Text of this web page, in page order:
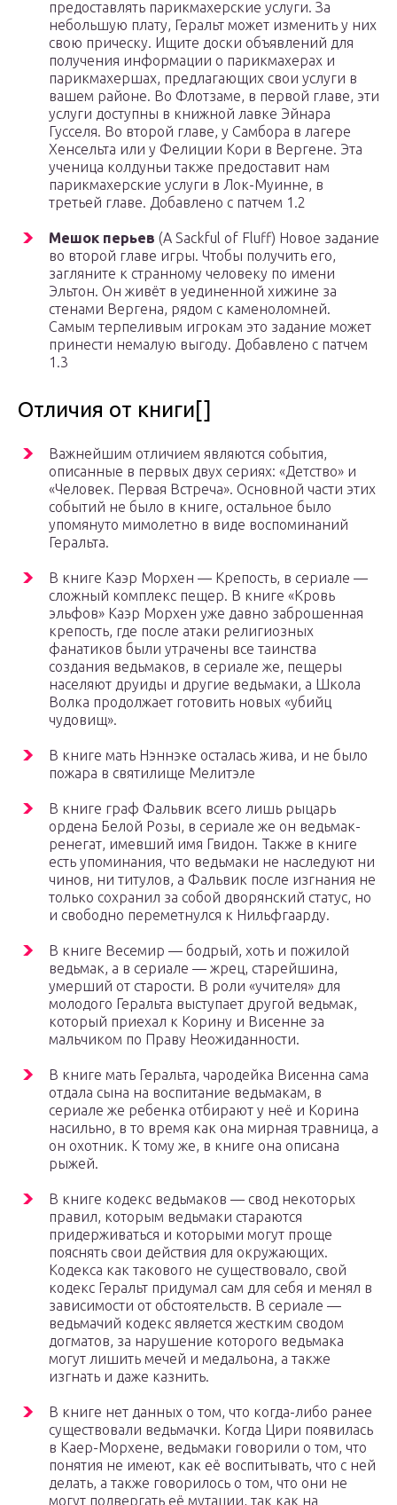
предоставлять парикмахерские услуги. За
небольшую плату, Геральт может изменить у них
свою прическу. Ищите доски объявлений для
получения информации о парикмахерах и
парикмахершах, предлагающих свои услуги в
вашем районе. Во Флотзаме, в первой главе, эти
услуги доступны в книжной лавке Эйнара
Гусселя. Во второй главе, у Самбора в лагере
Хенсельта или у Фелиции Кори в Вергене. Эта
ученица колдуньи также предоставит нам
парикмахерские услуги в Лок-Муинне, в
третьей главе. Добавлено с патчем 1.2
Мешок перьев (A Sackful of Fluff) Новое задание
во второй главе игры. Чтобы получить его,
загляните к странному человеку по имени
Эльтон. Он живёт в уединенной хижине за
стенами Вергена, рядом с каменоломней.
Самым терпеливым игрокам это задание может
принести немалую выгоду. Добавлено с патчем
1.3
Отличия от книги[]
Важнейшим отличием являются события,
описанные в первых двух сериях: «Детство» и
«Человек. Первая Встреча». Основной части этих
событий не было в книге, остальное было
упомянуто мимолетно в виде воспоминаний
Геральта.
В книге Каэр Морхен — Крепость, в сериале —
сложный комплекс пещер. В книге «Кровь
эльфов» Каэр Морхен уже давно заброшенная
крепость, где после атаки религиозных
фанатиков были утрачены все таинства
создания ведьмаков, в сериале же, пещеры
населяют друиды и другие ведьмаки, а Школа
Волка продолжает готовить новых «убийц
чудовищ».
В книге мать Нэннэке осталась жива, и не было
пожара в святилище Мелитэле
В книге граф Фальвик всего лишь рыцарь
ордена Белой Розы, в сериале же он ведьмак-
ренегат, имевший имя Гвидон. Также в книге
есть упоминания, что ведьмаки не наследуют ни
чинов, ни титулов, а Фальвик после изгнания не
только сохранил за собой дворянский статус, но
и свободно переметнулся к Нильфгаарду.
В книге Весемир — бодрый, хоть и пожилой
ведьмак, а в сериале — жрец, старейшина,
умерший от старости. В роли «учителя» для
молодого Геральта выступает другой ведьмак,
который приехал к Корину и Висенне за
мальчиком по Праву Неожиданности.
В книге мать Геральта, чародейка Висенна сама
отдала сына на воспитание ведьмакам, в
сериале же ребенка отбирают у неё и Корина
насильно, в то время как она мирная травница, а
он охотник. К тому же, в книге она описана
рыжей.
В книге кодекс ведьмаков — свод некоторых
правил, которым ведьмаки стараются
придерживаться и которыми могут проще
пояснять свои действия для окружающих.
Кодекса как такового не существовало, свой
кодекс Геральт придумал сам для себя и менял в
зависимости от обстоятельств. В сериале —
ведьмачий кодекс является жестким сводом
догматов, за нарушение которого ведьмака
могут лишить мечей и медальона, а также
изгнать и даже казнить.
В книге нет данных о том, что когда-либо ранее
существовали ведьмачки. Когда Цири появилась
в Каер-Морхене, ведьмаки говорили о том, что
понятия не имеют, как её воспитывать, что с ней
делать, а также говорилось о том, что они не
могут подвергать её мутации, так как на